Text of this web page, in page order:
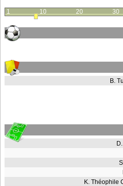
1 10 20 30
B.
K. Théophile